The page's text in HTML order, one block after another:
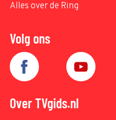
Alles over de Ring
Volg ons
Over TVgids.nl